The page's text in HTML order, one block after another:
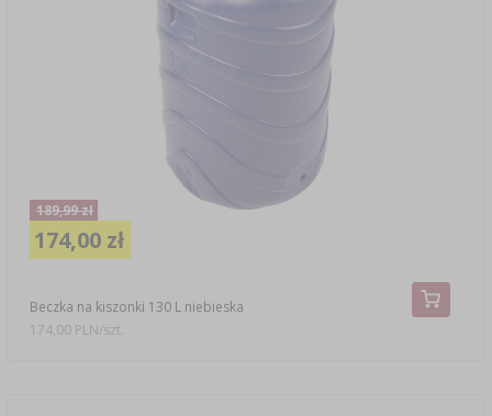
Beczka na kiszonki 130 L niebieska
189,99 zł
174,00 zł
174,00 PLN/szt.